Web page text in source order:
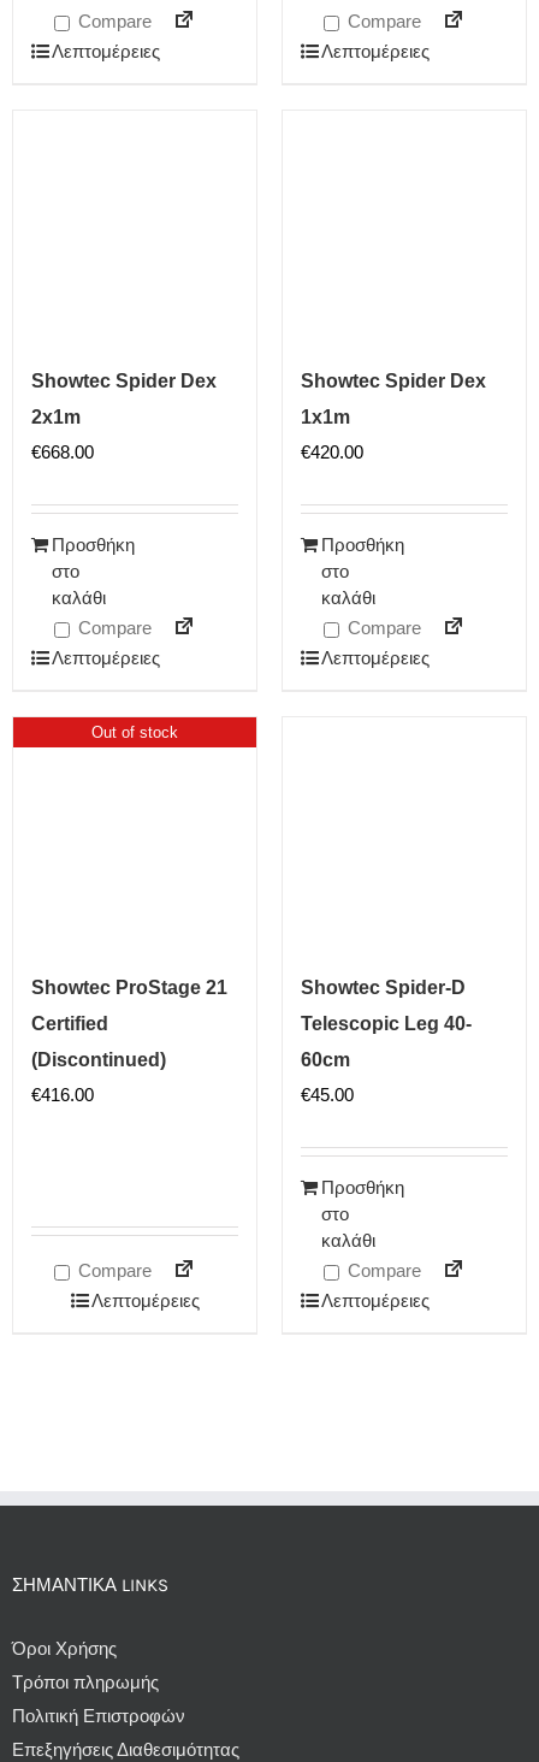
Compare
Λεπτομέρειες
Compare
Λεπτομέρειες
Showtec Spider Dex
2x1m
€668.00
Προσθήκη
στο
καλάθι
Compare
Λεπτομέρειες
Showtec Spider Dex
1x1m
€420.00
Προσθήκη
στο
καλάθι
Compare
Λεπτομέρειες
Out of stock
Showtec ProStage 21
Certified
(Discontinued)
€416.00
Compare
Λεπτομέρειες
Showtec Spider-D
Telescopic Leg 40-
60cm
€45.00
Προσθήκη
στο
καλάθι
Compare
Λεπτομέρειες
ΣΗΜΑΝΤΙΚΆ LINKS
Όροι Χρήσης
Τρόποι πληρωμής
Πολιτική Επιστροφών
Επεξηγήσεις Διαθεσιμότητας